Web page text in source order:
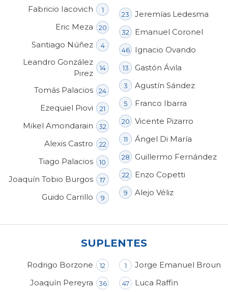
Fabricio Iacovich 1
Eric Meza 20
Santiago Núñez 4
Leandro González
Pirez
14
Tomás Palacios 24
Ezequiel Piovi 21
Mikel Amondarain 32
Alexis Castro 22
Tiago Palacios 10
Joaquín Tobio Burgos 17
Guido Carrillo 9
23 Jeremías Ledesma
32 Emanuel Coronel
46 Ignacio Ovando
13 Gastón Ávila
3 Agustín Sández
5 Franco Ibarra
20 Vicente Pizarro
11 Ángel Di María
28 Guillermo Fernández
22 Enzo Copetti
9 Alejo Véliz
SUPLENTES
Rodrigo Borzone 12
Joaquín Pereyra 36
1 Jorge Emanuel Broun
47 Luca Raffin